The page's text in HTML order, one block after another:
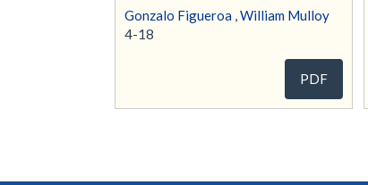
Gonzalo Figueroa ,William Mulloy
4-18
PDF